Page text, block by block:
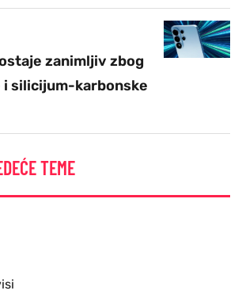
zanimljiv zbog
i silicijum-karbonske
TEME